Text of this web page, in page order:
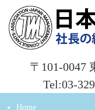
〒101-0047
Tel:03-
Home